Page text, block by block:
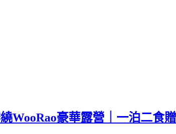
WooRao豪華露營｜一泊二食